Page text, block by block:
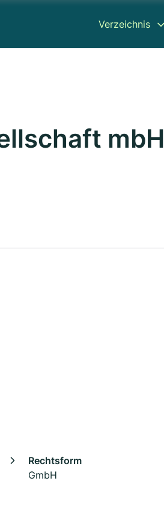
Verzeichnis
mbH
Rechtsform
GmbH